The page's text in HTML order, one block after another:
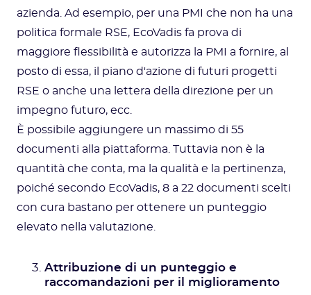
azienda. Ad esempio, per una PMI che non ha una
politica formale RSE, EcoVadis fa prova di
maggiore flessibilità e autorizza la PMI a fornire, al
posto di essa, il piano d'azione di futuri progetti
RSE o anche una lettera della direzione per un
impegno futuro, ecc.
È possibile aggiungere un massimo di 55
documenti alla piattaforma. Tuttavia non è la
quantità che conta, ma la qualità e la pertinenza,
poiché secondo EcoVadis, 8 a 22 documenti scelti
con cura bastano per ottenere un punteggio
elevato nella valutazione.
Attribuzione di un punteggio e
raccomandazioni per il miglioramento